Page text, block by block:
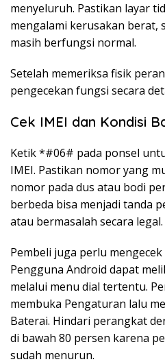
menyeluruh. Pastikan layar
mengalami kerusakan berat,
masih berfungsi normal.
Setelah memeriksa fisik
pengecekan fungsi secara
Cek IMEI dan Kondisi
Ketik *#06# pada ponsel
IMEI. Pastikan nomor yang
nomor pada dus atau bodi
berbeda bisa menjadi tanda
atau bermasalah secara legal.
Pembeli juga perlu
Pengguna Android dapat
melalui menu dial tertentu.
membuka Pengaturan lalu
Baterai. Hindari perangkat
di bawah 80 persen karena
sudah menurun.